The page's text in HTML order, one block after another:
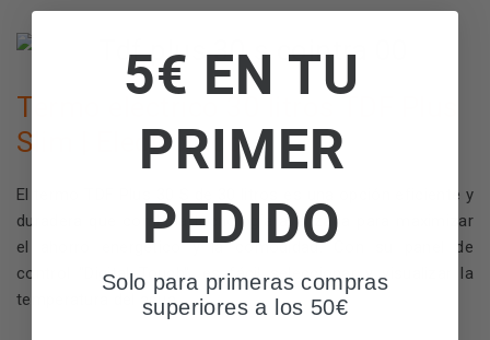
Termo eléctrico 30 litros TDF Plus
Slim | Electrónico
El termo TDF Plus 30 S de 30 litros es una opción eficiente y
duradera que combina tecnología avanzada para maximizar
el ahorro energético y la comodidad. Con su panel de
control "Digital Touch", es fácil seleccionar y visualizar la
temperatura del agua.
5€ EN TU
PRIMER
PEDIDO
Solo para primeras compras
superiores a los 50€